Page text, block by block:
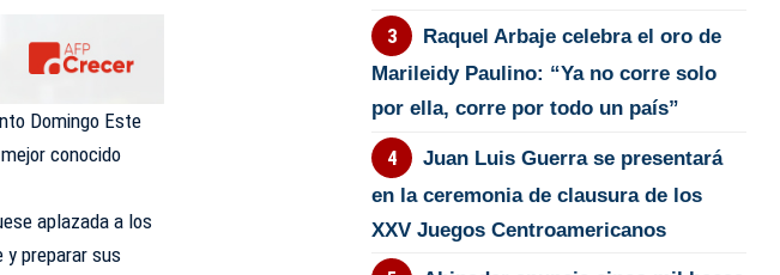
Domingo Este
conocido
aplazada a los
y preparar sus
Raquel Arbaje celebra el oro de
Marileidy Paulino: “Ya no corre solo
por ella, corre por todo un país”
Juan Luis Guerra se presentará
en la ceremonia de clausura de los
XXV Juegos Centroamericanos